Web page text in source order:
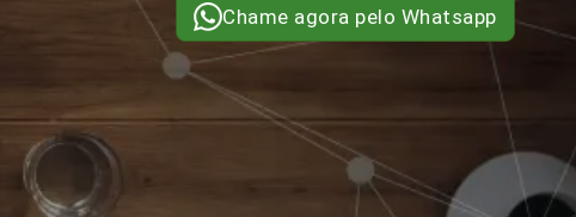
Chame agora pelo Whatsapp